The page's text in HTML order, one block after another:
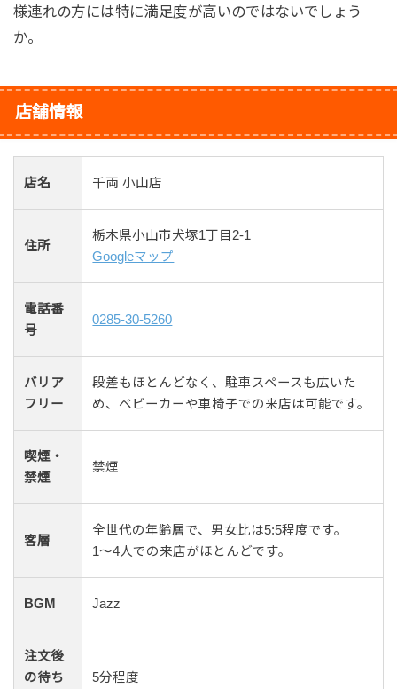
様連れの方には特に満足度が高いのではないでしょう
か。
店舗情報
店名 千両 小山店
住所
栃木県小山市犬塚1丁目2-1
Googleマップ
電話番
号
0285-30-5260
バリア
フリー
段差もほとんどなく、駐車スペースも広いた
め、ベビーカーや車椅子での来店は可能です。
喫煙・
禁煙
禁煙
客層
全世代の年齢層で、男女比は5:5程度です。
1〜4人での来店がほとんどです。
BGM Jazz
注文後
の待ち
5分程度